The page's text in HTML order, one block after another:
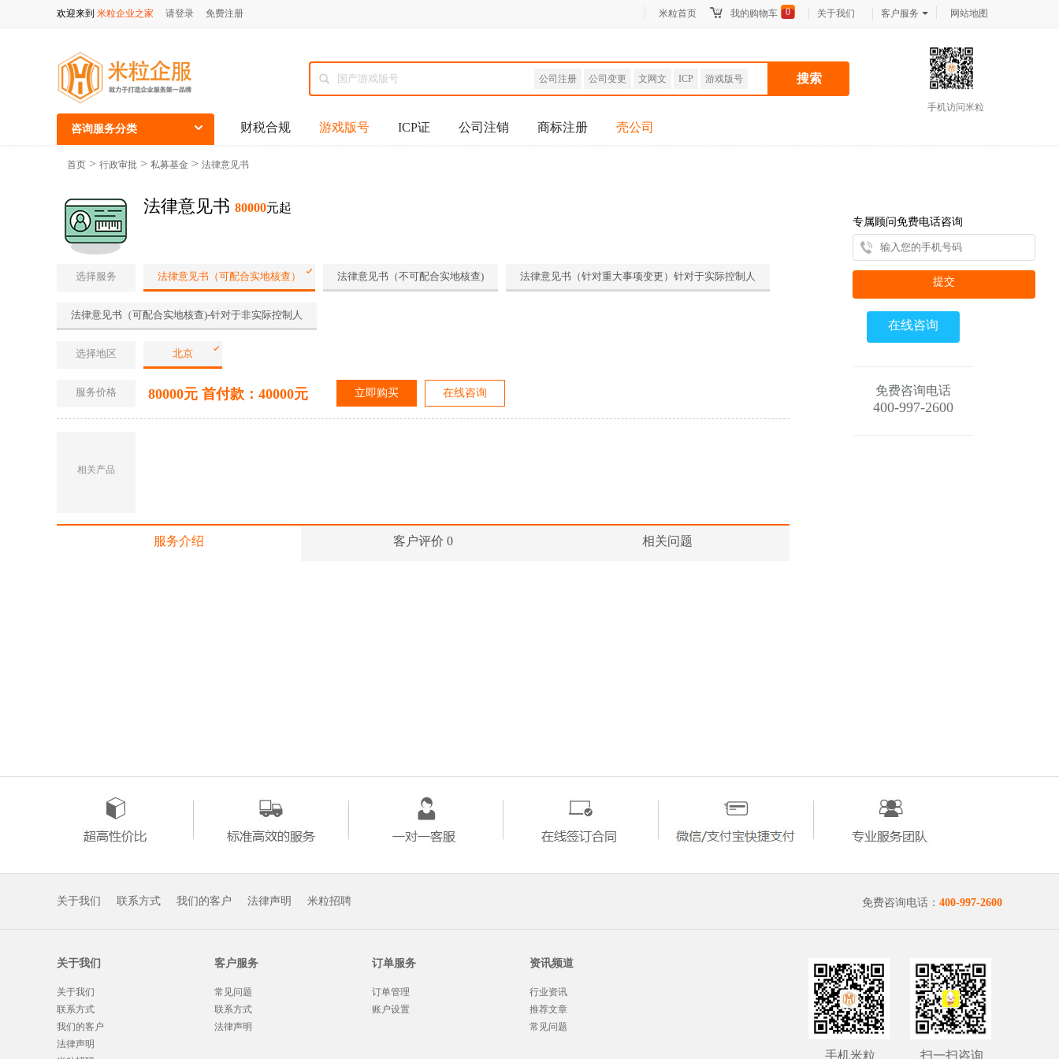
欢迎来到 米粒企业之家 请登录 免费注册 米粒首页 我的购物车 0 关于我们 客户服务 网站地图
公司注册 公司变更 文网文 ICP 游戏版号 搜索
手机访问米粒
咨询服务分类 财税合规 游戏版号 ICP证 公司注销 商标注册 壳公司
首页 > 行政审批 > 私募基金 > 法律意见书
法律意见书 80000元起
选择服务 法律意见书（可配合实地核查） 法律意见书（不可配合实地核查) 法律意见书（针对重大事项变更）针对于实际控制人
法律意见书（可配合实地核查)-针对于非实际控制人
选择地区 北京
服务价格 80000元 首付款：40000元 立即购买 在线咨询
相关产品
服务介绍 客户评价 0 相关问题
专属顾问免费电话咨询
提交
在线咨询
免费咨询电话
400-997-2600
关于我们 联系方式 我们的客户 法律声明 米粒招聘 免费咨询电话： 400-997-2600
关于我们
关于我们
联系方式
我们的客户
法律声明
客户服务
常见问题
联系方式
法律声明
订单服务
订单管理
账户设置
资讯频道
行业资讯
推荐文章
常见问题
手机米粒 扫一扫咨询